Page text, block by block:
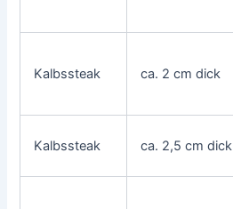
Kalbssteak ca. 2 cm dick
Kalbssteak ca. 2,5 cm dick